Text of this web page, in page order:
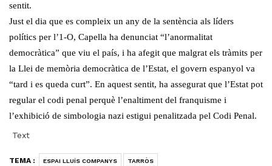
sentit.
Just el dia que es compleix un any de la sentència als líders
polítics per l’1-O, Capella ha denunciat “l’anormalitat
democràtica” que viu el país, i ha afegit que malgrat els tràmits per
la Llei de memòria democràtica de l’Estat, el govern espanyol va
“tard i es queda curt”. En aquest sentit, ha assegurat que l’Estat pot
regular el codi penal perquè l’enaltiment del franquisme i
l’exhibició de simbologia nazi estigui penalitzada pel Codi Penal.
Text
TEMA : ESPAI LLUÍS COMPANYS TARRÒS